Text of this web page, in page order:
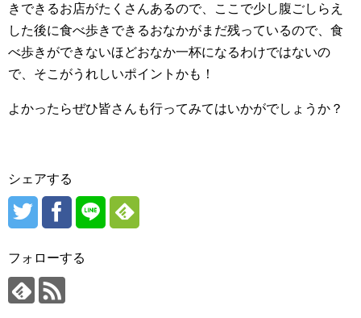
きできるお店がたくさんあるので、ここで少し腹ごしらえ
した後に食べ歩きできるおなかがまだ残っているので、食
べ歩きができないほどおなか一杯になるわけではないの
で、そこがうれしいポイントかも！
よかったらぜひ皆さんも行ってみてはいかがでしょうか？
シェアする
フォローする